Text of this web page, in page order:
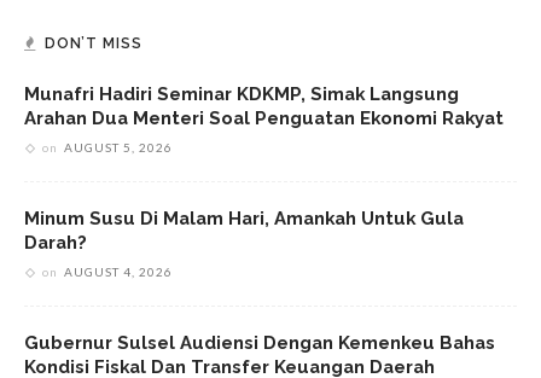
DON’T MISS
Munafri Hadiri Seminar KDKMP, Simak Langsung
Arahan Dua Menteri Soal Penguatan Ekonomi Rakyat
on AUGUST 5, 2026
Minum Susu Di Malam Hari, Amankah Untuk Gula
Darah?
on AUGUST 4, 2026
Gubernur Sulsel Audiensi Dengan Kemenkeu Bahas
Kondisi Fiskal Dan Transfer Keuangan Daerah